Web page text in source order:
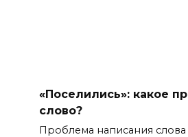
«Поселились»: какое
слово?
Проблема написания слова